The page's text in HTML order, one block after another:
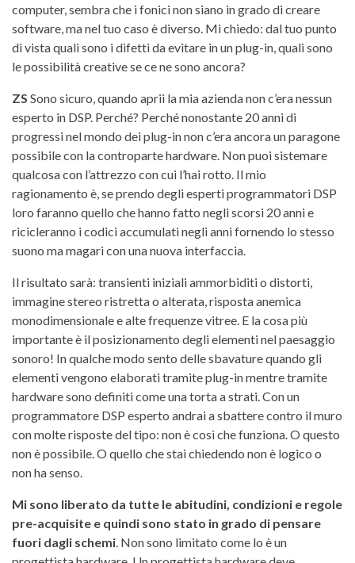
computer, sembra che i fonici non siano in grado di creare
software, ma nel tuo caso è diverso. Mi chiedo: dal tuo punto
di vista quali sono i difetti da evitare in un plug-in, quali sono
le possibilità creative se ce ne sono ancora?
ZS Sono sicuro, quando aprii la mia azienda non c’era nessun
esperto in DSP. Perché? Perché nonostante 20 anni di
progressi nel mondo dei plug-in non c’era ancora un paragone
possibile con la controparte hardware. Non puoi sistemare
qualcosa con l’attrezzo con cui l’hai rotto. Il mio
ragionamento è, se prendo degli esperti programmatori DSP
loro faranno quello che hanno fatto negli scorsi 20 anni e
ricicleranno i codici accumulati negli anni fornendo lo stesso
suono ma magari con una nuova interfaccia.
Il risultato sarà: transienti iniziali ammorbiditi o distorti,
immagine stereo ristretta o alterata, risposta anemica
monodimensionale e alte frequenze vitree. E la cosa più
importante è il posizionamento degli elementi nel paesaggio
sonoro! In qualche modo sento delle sbavature quando gli
elementi vengono elaborati tramite plug-in mentre tramite
hardware sono definiti come una torta a strati. Con un
programmatore DSP esperto andrai a sbattere contro il muro
con molte risposte del tipo: non è così che funziona. O questo
non è possibile. O quello che stai chiedendo non è logico o
non ha senso.
Mi sono liberato da tutte le abitudini, condizioni e regole
pre-acquisite e quindi sono stato in grado di pensare
fuori dagli schemi . Non sono limitato come lo è un